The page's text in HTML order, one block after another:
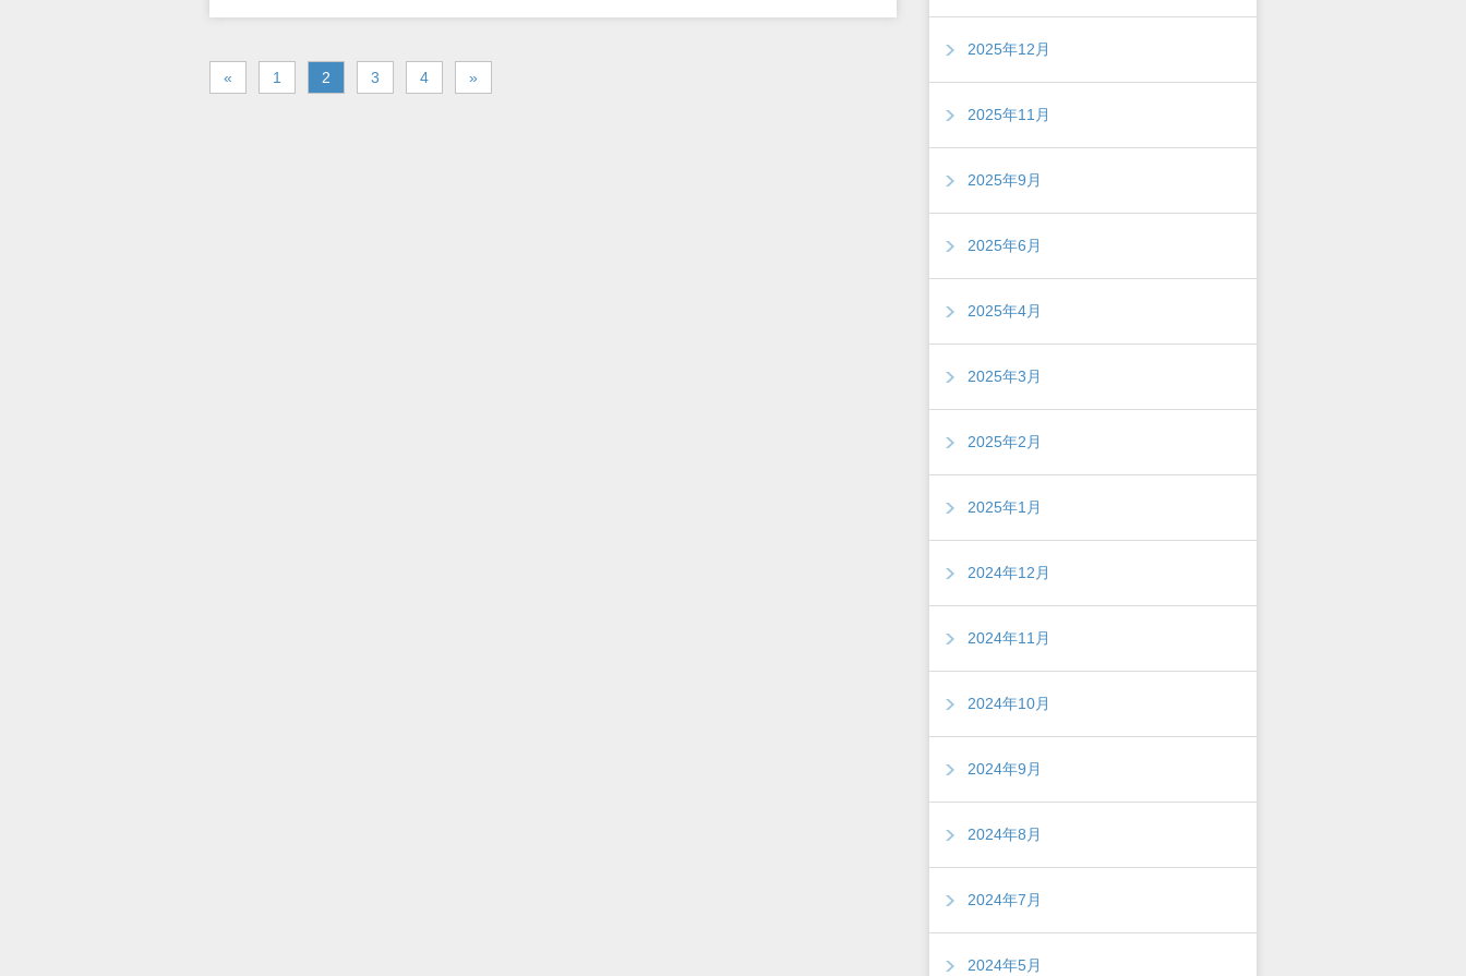
« 1 2 3 4 »
2025年12月
2025年11月
2025年9月
2025年6月
2025年4月
2025年3月
2025年2月
2025年1月
2024年12月
2024年11月
2024年10月
2024年9月
2024年8月
2024年7月
2024年5月